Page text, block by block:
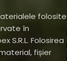
folosite
în
S.R.L. Folosirea
fișier